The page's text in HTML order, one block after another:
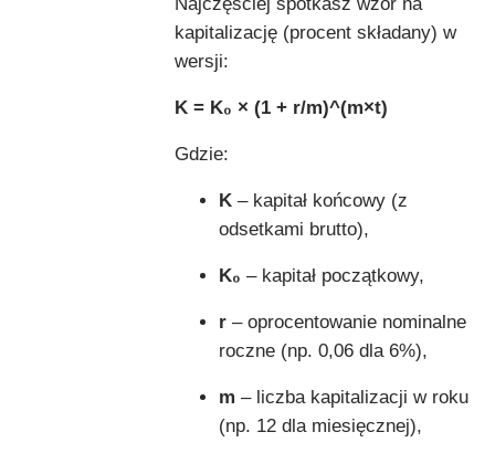
kapitalizację (procent składany) w
wersji:
K = K₀ × (1 + r/m)^(m×t)
Gdzie:
K – kapitał końcowy (z
odsetkami brutto),
K₀ – kapitał początkowy,
r – oprocentowanie nominalne
roczne (np. 0,06 dla 6%),
m – liczba kapitalizacji w roku
(np. 12 dla miesięcznej),